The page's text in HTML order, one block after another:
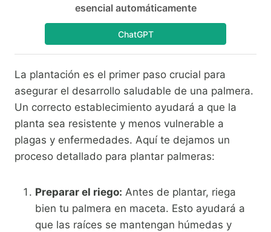
esencial automáticamente
ChatGPT
La plantación es el primer paso crucial para
asegurar el desarrollo saludable de una palmera.
Un correcto establecimiento ayudará a que la
planta sea resistente y menos vulnerable a
plagas y enfermedades. Aquí te dejamos un
proceso detallado para plantar palmeras:
Preparar el riego: Antes de plantar, riega
bien tu palmera en maceta. Esto ayudará a
que las raíces se mantengan húmedas y